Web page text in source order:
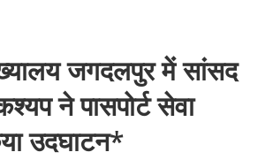
जगदलपुर में सांसद
ने पासपोर्ट सेवा
उदघाटन*